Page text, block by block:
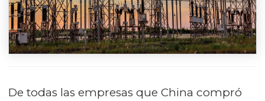
De todas las empresas que China compró